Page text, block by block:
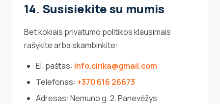
14. Susisiekite su mumis
Bet kokiais privatumo politikos klausimais
rašykite arba skambinkite:
El. paštas: info.cirika@gmail.com
Telefonas: +370 616 26673
Adresas: Nemuno g. 2, Panevėžys